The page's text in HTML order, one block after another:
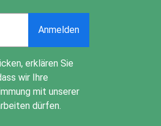
Anmelden
erklären Sie
wir Ihre
mit unserer
dürfen.